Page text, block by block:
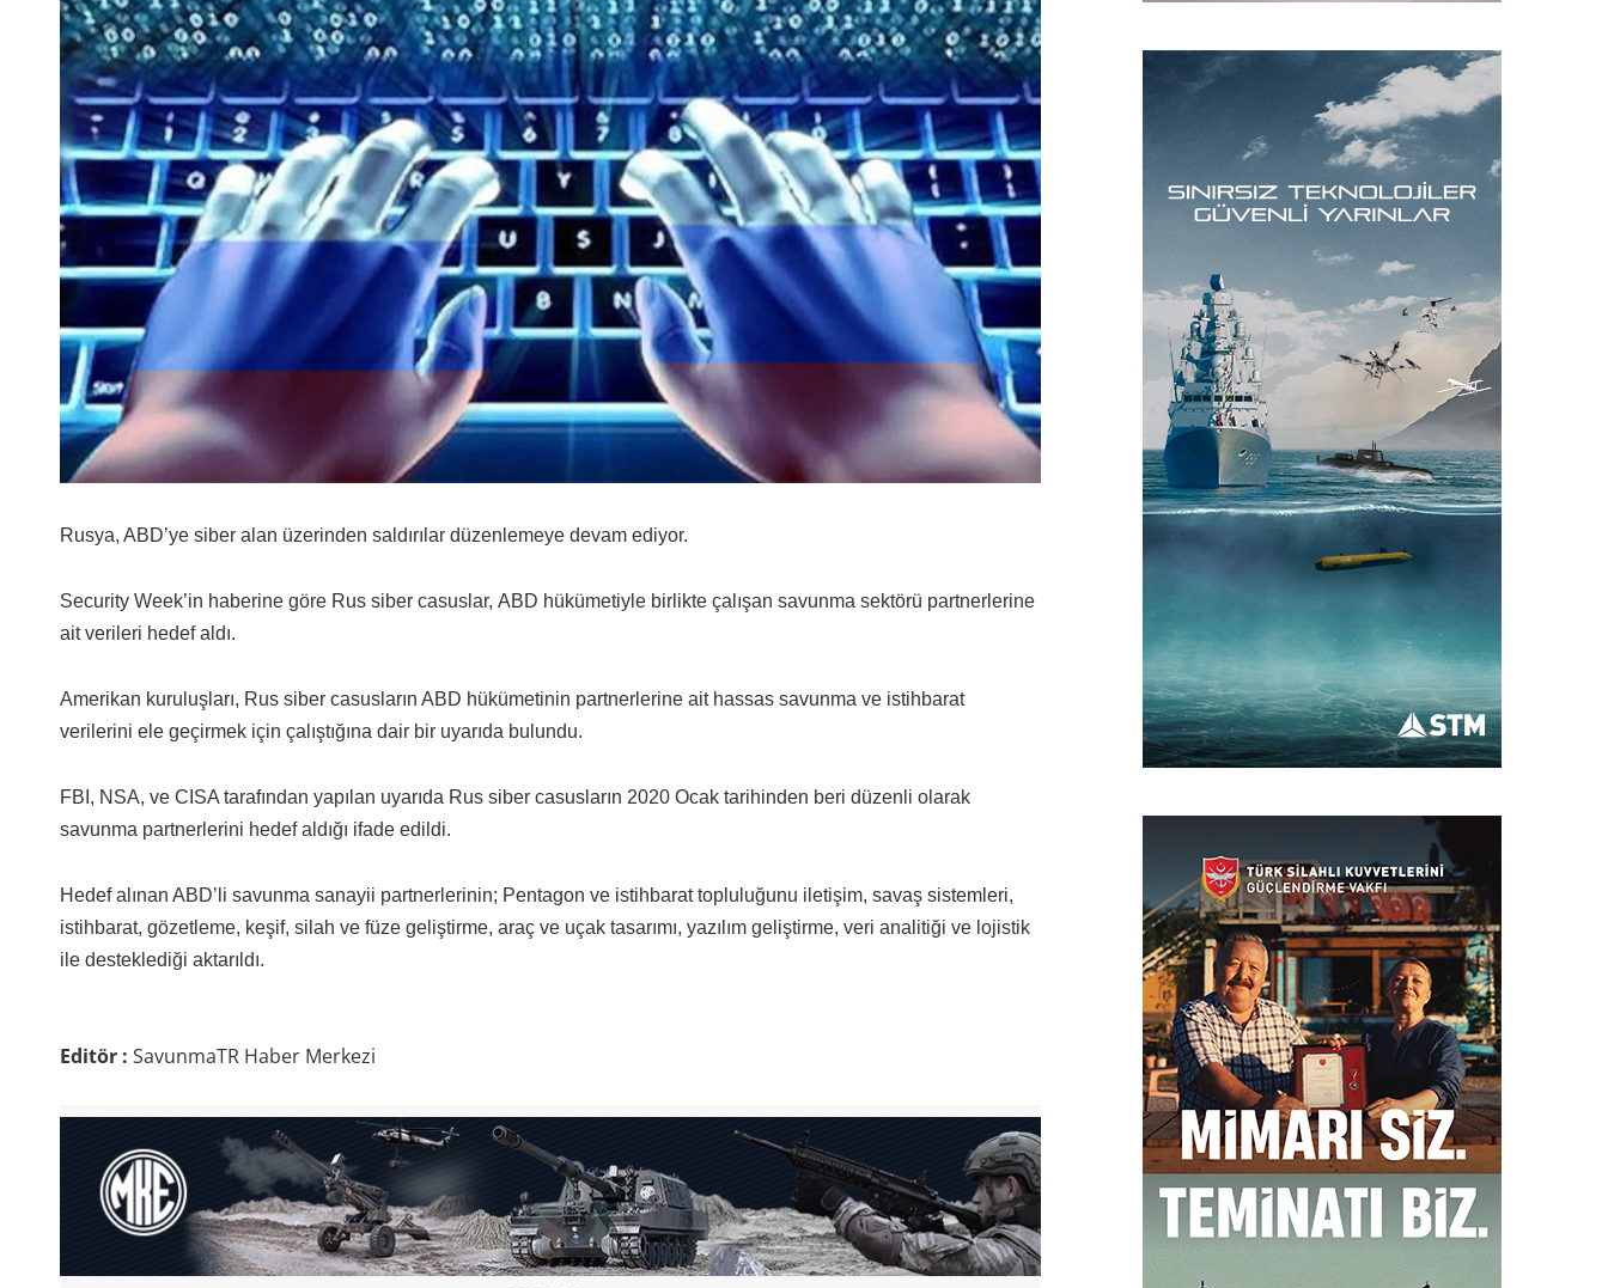
Rusya, ABD’ye siber alan üzerinden saldırılar düzenlemeye devam ediyor.
Security Week’in haberine göre Rus siber casuslar, ABD hükümetiyle birlikte çalışan savunma sektörü partnerlerine
ait verileri hedef aldı.
Amerikan kuruluşları, Rus siber casusların ABD hükümetinin partnerlerine ait hassas savunma ve istihbarat
verilerini ele geçirmek için çalıştığına dair bir uyarıda bulundu.
FBI, NSA, ve CISA tarafından yapılan uyarıda Rus siber casusların 2020 Ocak tarihinden beri düzenli olarak
savunma partnerlerini hedef aldığı ifade edildi.
Hedef alınan ABD’li savunma sanayii partnerlerinin; Pentagon ve istihbarat topluluğunu iletişim, savaş sistemleri,
istihbarat, gözetleme, keşif, silah ve füze geliştirme, araç ve uçak tasarımı, yazılım geliştirme, veri analitiği ve lojistik
ile desteklediği aktarıldı.
Editör : SavunmaTR Haber Merkezi